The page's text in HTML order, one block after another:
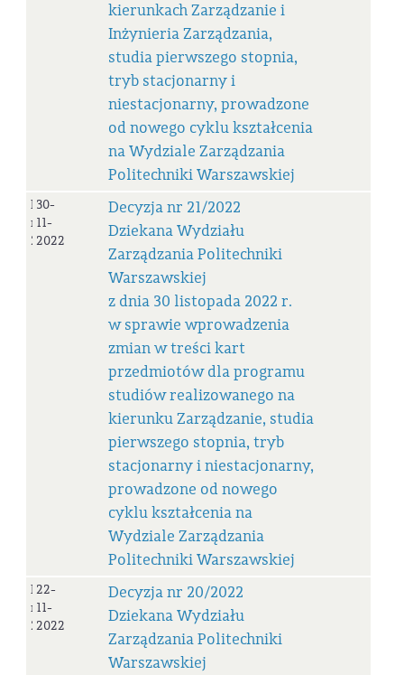
kierunkach Zarządzanie i
Inżynieria Zarządzania,
studia pierwszego stopnia,
tryb stacjonarny i
niestacjonarny, prowadzone
od nowego cyklu kształcenia
na Wydziale Zarządzania
Politechniki Warszawskiej
Decyzja
nr
21/2022
30-
11-
2022
Decyzja nr 21/2022
Dziekana Wydziału
Zarządzania Politechniki
Warszawskiej
z dnia 30 listopada 2022 r.
w sprawie wprowadzenia
zmian w treści kart
przedmiotów dla programu
studiów realizowanego na
kierunku Zarządzanie, studia
pierwszego stopnia, tryb
stacjonarny i niestacjonarny,
prowadzone od nowego
cyklu kształcenia na
Wydziale Zarządzania
Politechniki Warszawskiej
Decyzja
nr
20/2022
22-
11-
2022
Decyzja nr 20/2022
Dziekana Wydziału
Zarządzania Politechniki
Warszawskiej